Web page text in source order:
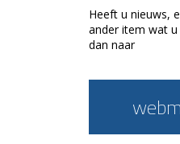
Heeft u nieuws,
ander item wat
dan naar